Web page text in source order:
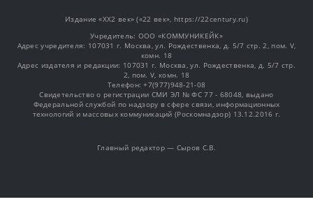
Издание «XX2 век» («22 век», https://22century.ru)
Учредитель: OOO «КОММУНИКЕЙК»
Адрес учредителя: 107031 г. Москва, ул. Рождественка, д. 5/7 стр. 2, пом. V,
комн. 18
Адрес издателя и редакции: 107031 г. Москва, ул. Рождественка, д. 5/7 стр.
2, пом. V, комн. 18
Телефон: +7(977)948-21-08
Свидетельство о регистрации СМИ ЭЛ № ФС 77 - 68048, выдано
Федеральной службой по надзору в сфере связи, информационных
технологий и массовых коммуникаций (Роскомнадзор) 13.12.2016 г.
Главный редактор — Сыров С.В.